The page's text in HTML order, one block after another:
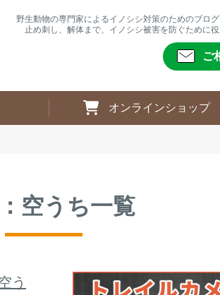
野生動物の専門家によるイノシシ対策のためのブロ
止め刺し、解体まで、イノシシ被害を防ぐために
ご
オンラインショップ
空うち一覧
う